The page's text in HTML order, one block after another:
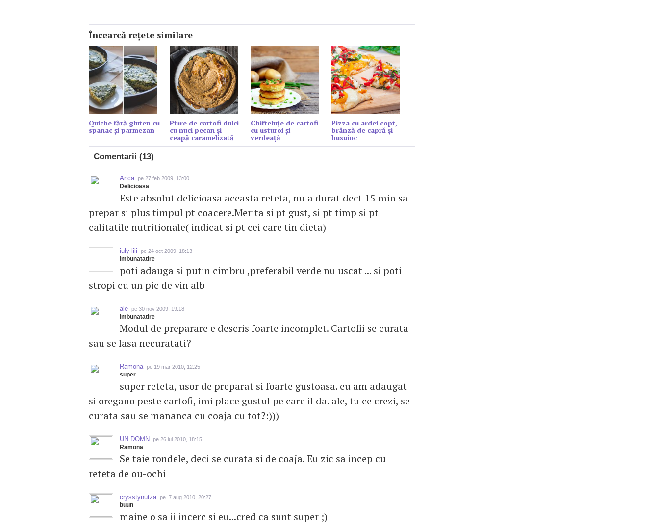
Încearcă reţete similare
Quiche fără gluten cu
spanac și parmezan
Piure de cartofi dulci
cu nuci pecan și
ceapă caramelizată
Chifteluțe de cartofi
cu usturoi și
verdeață
Pizza cu ardei copt,
brânză de capră şi
busuioc
Comentarii (13)
Anca pe 27 feb 2009, 13:00
Delicioasa
Este absolut delicioasa aceasta reteta, nu a durat dect 15 min sa
prepar si plus timpul pt coacere.Merita si pt gust, si pt timp si pt
calitatile nutritionale( indicat si pt cei care tin dieta)
iuly-lili pe 24 oct 2009, 18:13
imbunatatire
poti adauga si putin cimbru ,preferabil verde nu uscat ... si poti
stropi cu un pic de vin alb
ale pe 30 nov 2009, 19:18
imbunatatire
Modul de preparare e descris foarte incomplet. Cartofii se curata
sau se lasa necuratati?
Ramona pe 19 mar 2010, 12:25
super
super reteta, usor de preparat si foarte gustoasa. eu am adaugat
si oregano peste cartofi, imi place gustul pe care il da. ale, tu ce crezi, se
curata sau se mananca cu coaja cu tot?:)))
UN DOMN pe 26 iul 2010, 18:15
Ramona
Se taie rondele, deci se curata si de coaja. Eu zic sa incep cu
reteta de ou-ochi
crysstynutza pe 7 aug 2010, 20:27
buun
maine o sa ii incerc si eu...cred ca sunt super ;)